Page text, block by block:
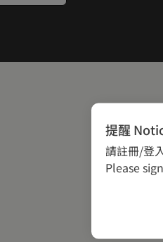
提醒
請註冊/登
Please